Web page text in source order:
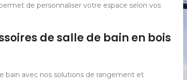
de personnaliser votre espace selon vos
de salle de bain en bois
bain avec nos solutions de rangement et